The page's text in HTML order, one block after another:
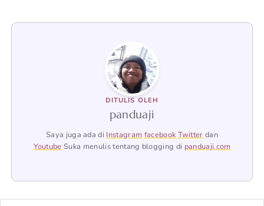
DITULIS OLEH
panduaji
Saya juga ada di Instagram facebook Twitter dan
Youtube Suka menulis tentang blogging di panduaji.com